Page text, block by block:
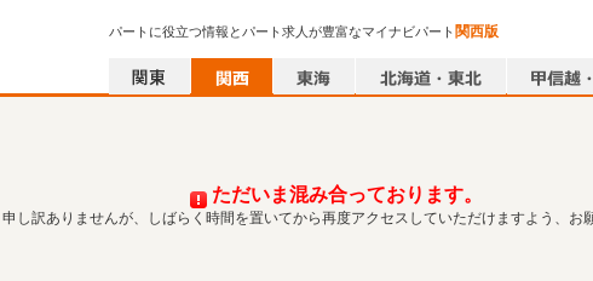
パートに役立つ情報とパート求人が豊富なマイナビパート 関西版
ただいま混み合っております。
申し訳ありませんが、しばらく時間を置いてから再度アクセスしていただけますよう、お